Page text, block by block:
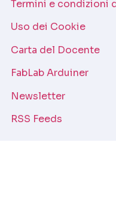
Termini e condizioni
Uso dei Cookie
Carta del Docente
FabLab Arduiner
Newsletter
RSS Feeds